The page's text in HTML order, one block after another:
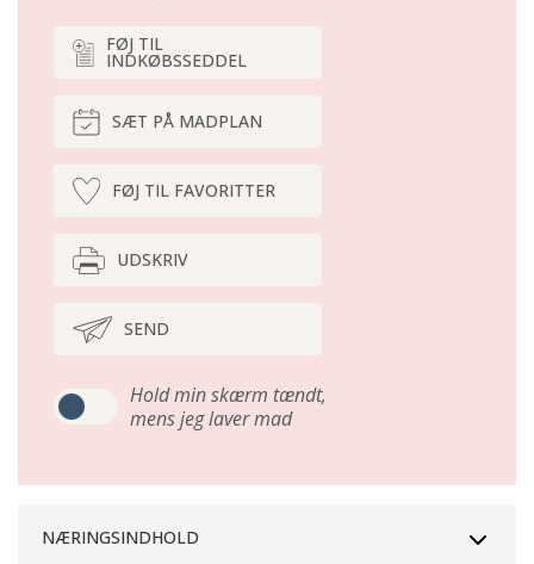
FØJ TIL
INDKØBSSEDDEL
SÆT PÅ MADPLAN
FØJ TIL FAVORITTER
UDSKRIV
SEND
Hold min skærm tændt,
mens jeg laver mad
NÆRINGSINDHOLD